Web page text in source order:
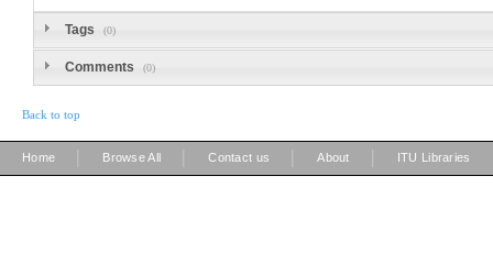
Tags (0)
Comments (0)
Back to top
Home Browse All Contact us About ITU Libraries